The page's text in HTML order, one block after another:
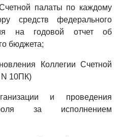
палаты по каждому
средств федерального
на годовой отчет об
бюджета;
Коллегии Счетной
N 10ПК)
и проведения
за исполнением